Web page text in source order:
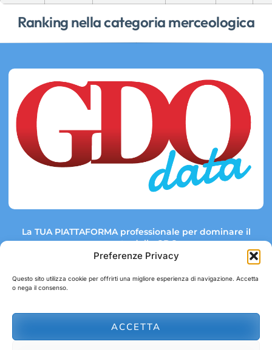
Preferenze Privacy
Questo sito utilizza cookie per offrirti una migliore esperienza di navigazione. Accetta
o nega il consenso.
ACCETTA
Ranking nella categoria merceologica
La TUA PIATTAFORMA professionale per dominare il
mercato della GDO.
Link rapidi:
abbonamenti@gdodata.it